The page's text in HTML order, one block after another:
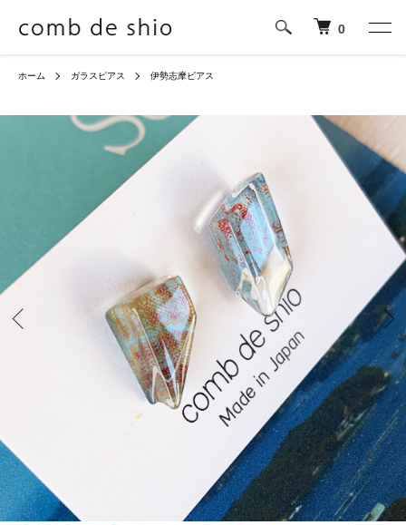
0
ホーム ガラスピアス 伊勢志摩ピアス